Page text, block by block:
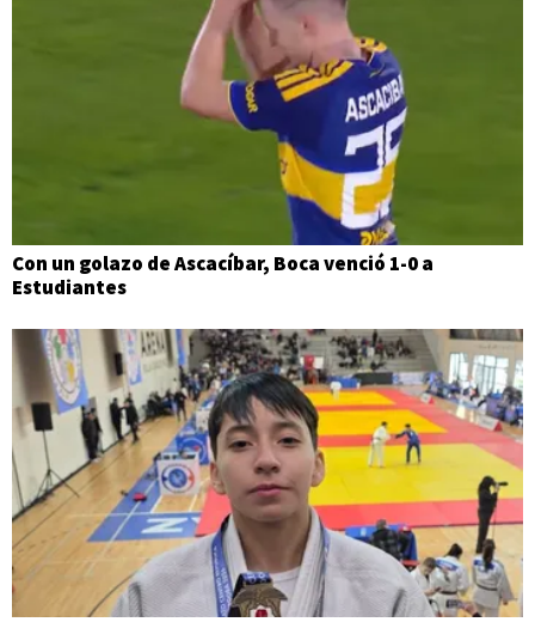
Con un golazo de Ascacíbar, Boca venció 1-0 a
Estudiantes